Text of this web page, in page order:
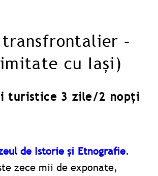
–
cu Iași)
turistice 3 zile/2 nopți
de Istorie și Etnografie.
zece mii de exponate,